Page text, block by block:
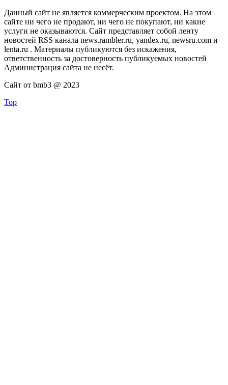
Данный сайт не является коммерческим проектом. На этом
сайте ни чего не продают, ни чего не покупают, ни какие
услуги не оказываются. Сайт представляет собой ленту
новостей RSS канала news.rambler.ru, yandex.ru, newsru.com и
lenta.ru . Материалы публикуются без искажения,
ответственность за достоверность публикуемых новостей
Администрация сайта не несёт.
Сайт от bmb3 @ 2023
Top